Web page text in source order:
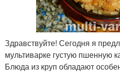
Здравствуйте! Сегодня я
мультиварке густую пшенную
Блюда из круп обладают